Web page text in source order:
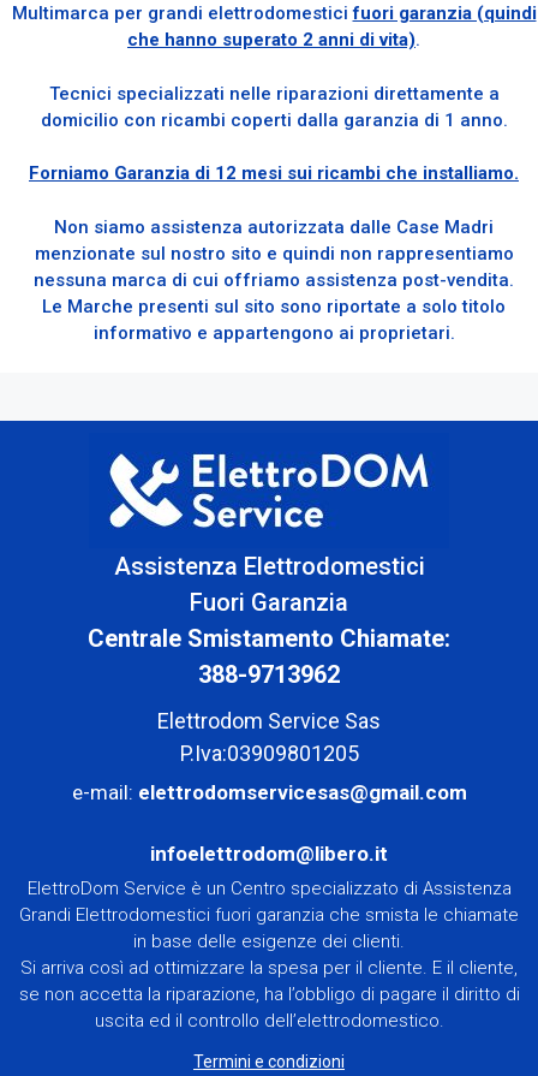
Multimarca per grandi elettrodomesticifuori garanzia (quindi
che hanno superato 2 anni di vita).
Tecnici specializzati nelle riparazioni direttamente a
domicilio con ricambi coperti dalla garanzia di 1 anno.
Forniamo Garanzia di 12 mesi sui ricambi che installiamo.
Non siamo assistenza autorizzata dalle Case Madri
menzionate sul nostro sito e quindi non rappresentiamo
nessuna marca di cui offriamo assistenza post-vendita.
Le Marche presenti sul sito sono riportate a solo titolo
informativo e appartengono ai proprietari.
Assistenza Elettrodomestici
Fuori Garanzia
Centrale Smistamento Chiamate:
388-9713962
Elettrodom Service Sas
P.Iva:03909801205
e-mail: elettrodomservicesas@gmail.com
infoelettrodom@libero.it
ElettroDom Service è un Centro specializzato di Assistenza
Grandi Elettrodomestici fuori garanzia che smista le chiamate
in base delle esigenze dei clienti.
Si arriva così ad ottimizzare la spesa per il cliente. E il cliente,
se non accetta la riparazione, ha l’obbligo di pagare il diritto di
uscita ed il controllo dell’elettrodomestico.
Termini e condizioni